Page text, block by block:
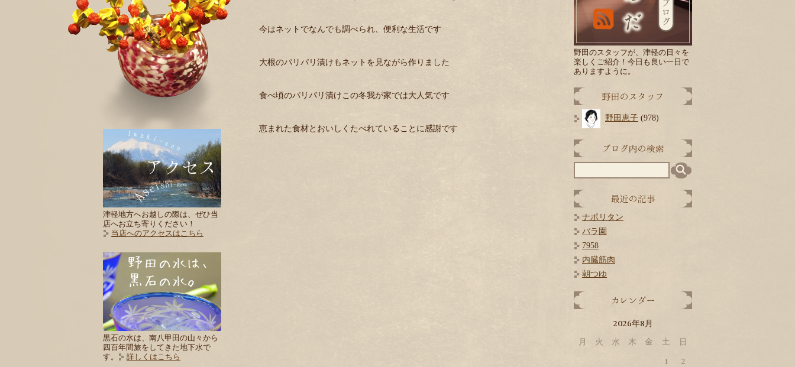
津軽地方へお越しの際は、ぜひ当
店へお立ち寄りください！
当店へのアクセスはこちら
黒石の水は、南八甲田の山々から
四百年間旅をしてきた地下水で
す。
詳しくはこちら
今はネットでなんでも調べられ、便利な生活です
大根のパリパリ漬けもネットを見ながら作りました
食べ頃のパリパリ漬けこの冬我が家では大人気です
恵まれた食材とおいしくたべれていることに感謝です
野田のスタッフが、津軽の日々を
楽しくご紹介！ 今日 も良い一日で
ありますように。
野田恵子 (978)
ナポリタン
バラ園
7958
内臓筋肉
朝つゆ
2026年8 月
月 火 水 木 金 土 日
1
2